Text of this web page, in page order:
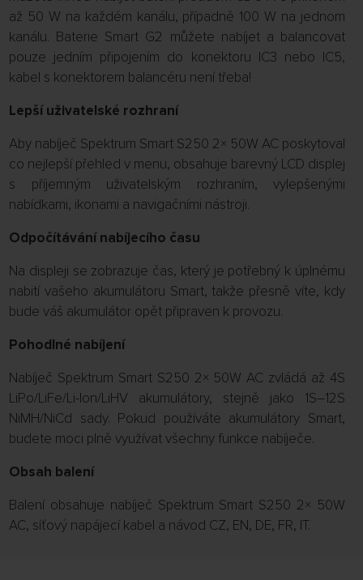
až 50 W na každém kanálu, případně 100 W na jednom
kanálu. Baterie Smart G2 můžete nabíjet a balancovat
pouze jedním připojením do konektoru IC3 nebo IC5,
kabel s konektorem balancéru není třeba!
Lepší uživatelské rozhraní
Aby nabíječ Spektrum Smart S250 2× 50W AC poskytoval
co nejlepší přehled v menu, obsahuje barevný LCD displej
s příjemným uživatelským rozhraním, vylepšenými
nabídkami, ikonami a navigačními nástroji.
Odpočítávání nabíjecího času
Na displeji se zobrazuje čas, který je potřebný k úplnému
nabití vašeho akumulátoru Smart, takže přesně víte, kdy
bude váš akumulátor opět připraven k provozu.
Pohodlné nabíjení
Nabíječ Spektrum Smart S250 2× 50W AC zvládá až 4S
LiPo/LiFe/Li-Ion/LiHV akumulátory, stejně jako 1S–12S
NiMH/NiCd sady. Pokud používáte akumulátory Smart,
budete moci plně využívat všechny funkce nabíječe.
Obsah balení
Balení obsahuje nabíječ Spektrum Smart S250 2× 50W
AC, síťový napájecí kabel a návod CZ, EN, DE, FR, IT.